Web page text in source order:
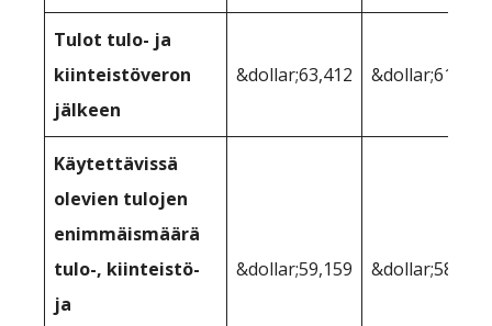
Tulot tulo- ja
kiinteistöveron
jälkeen
&dollar;63,412 &dollar;61,154
Käytettävissä
olevien tulojen
enimmäismäärä
tulo-, kiinteistö-
ja
&dollar;59,159 &dollar;58,554